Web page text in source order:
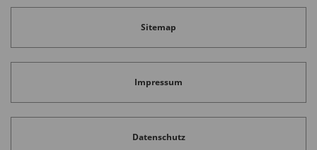
Sitemap
Impressum
Datenschutz